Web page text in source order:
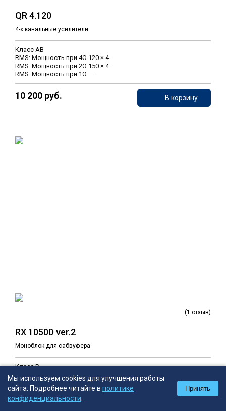
QR 4.120
4-х канальные усилители
Класс AB
RMS: Мощность при 4Ω 120 × 4
RMS: Мощность при 2Ω 150 × 4
RMS: Мощность при 1Ω —
10 200 руб. В корзину
(1 отзыв)
RX 1050D ver.2
Моноблок для сабвуфера
Класс D
RMS: Мощность при 4Ω 540 × 1
RMS: Мощность при 2Ω 810 × 1
RMS: Мощность при 1Ω 1050 × 1
Мы используем cookies для улучшения работы
сайта. Подробнее читайте в политике
конфиденциальности
Принять